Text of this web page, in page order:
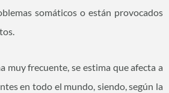
somáticos o están provocados
muy frecuente, se estima que afecta a
en todo el mundo, siendo, según la